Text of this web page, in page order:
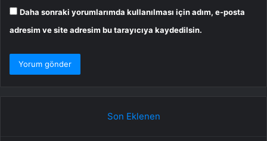
Daha sonraki yorumlarımda kullanılması için adım, e-posta
adresim ve site adresim bu tarayıcıya kaydedilsin.
Son Eklenen